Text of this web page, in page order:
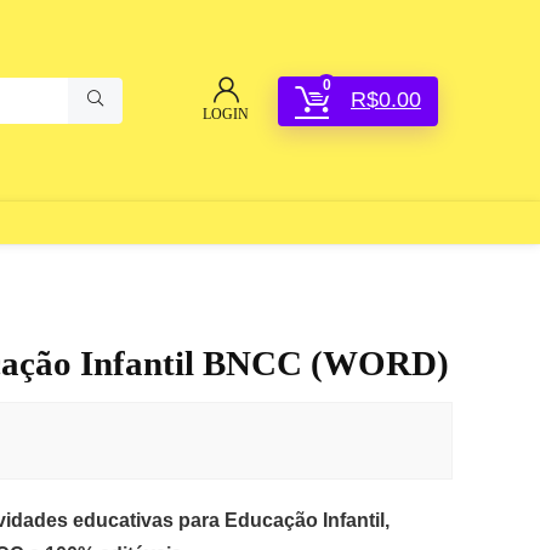
LOGIN
0
R$0.00
Infantil BNCC (WORD)
educativas para Educação Infantil,